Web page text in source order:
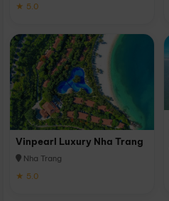
★ 5.0
Vinpearl Luxury Nha Trang
Nha Trang
★ 5.0